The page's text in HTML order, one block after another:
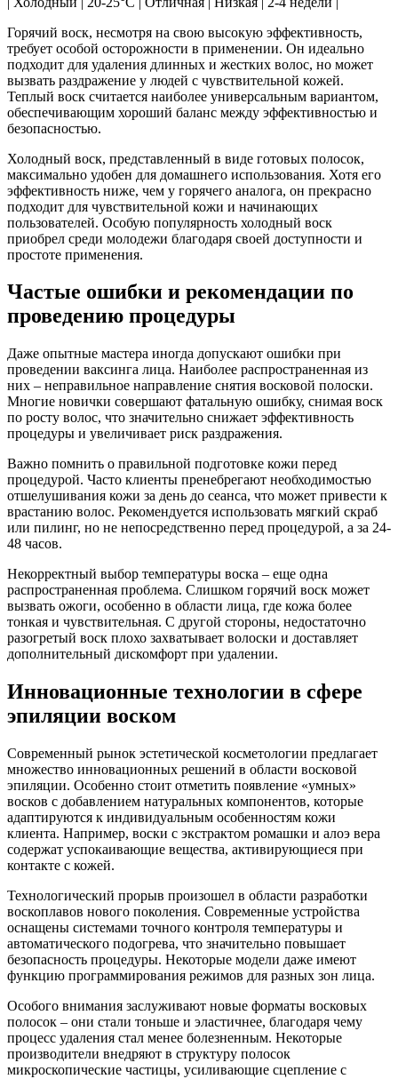
Горячий воск, несмотря на свою высокую эффективность,
требует особой осторожности в применении. Он идеально
подходит для удаления длинных и жестких волос, но может
вызвать раздражение у людей с чувствительной кожей.
Теплый воск считается наиболее универсальным вариантом,
обеспечивающим хороший баланс между эффективностью и
безопасностью.
Холодный воск, представленный в виде готовых полосок,
максимально удобен для домашнего использования. Хотя его
эффективность ниже, чем у горячего аналога, он прекрасно
подходит для чувствительной кожи и начинающих
пользователей. Особую популярность холодный воск
приобрел среди молодежи благодаря своей доступности и
простоте применения.
Частые ошибки и рекомендации по
проведению процедуры
Даже опытные мастера иногда допускают ошибки при
проведении ваксинга лица. Наиболее распространенная из
них – неправильное направление снятия восковой полоски.
Многие новички совершают фатальную ошибку, снимая воск
по росту волос, что значительно снижает эффективность
процедуры и увеличивает риск раздражения.
Важно помнить о правильной подготовке кожи перед
процедурой. Часто клиенты пренебрегают необходимостью
отшелушивания кожи за день до сеанса, что может привести к
врастанию волос. Рекомендуется использовать мягкий скраб
или пилинг, но не непосредственно перед процедурой, а за 24-
48 часов.
Некорректный выбор температуры воска – еще одна
распространенная проблема. Слишком горячий воск может
вызвать ожоги, особенно в области лица, где кожа более
тонкая и чувствительная. С другой стороны, недостаточно
разогретый воск плохо захватывает волоски и доставляет
дополнительный дискомфорт при удалении.
Инновационные технологии в сфере
эпиляции воском
Современный рынок эстетической косметологии предлагает
множество инновационных решений в области восковой
эпиляции. Особенно стоит отметить появление «умных»
восков с добавлением натуральных компонентов, которые
адаптируются к индивидуальным особенностям кожи
клиента. Например, воски с экстрактом ромашки и алоэ вера
содержат успокаивающие вещества, активирующиеся при
контакте с кожей.
Технологический прорыв произошел в области разработки
воскоплавов нового поколения. Современные устройства
оснащены системами точного контроля температуры и
автоматического подогрева, что значительно повышает
безопасность процедуры. Некоторые модели даже имеют
функцию программирования режимов для разных зон лица.
Особого внимания заслуживают новые форматы восковых
полосок – они стали тоньше и эластичнее, благодаря чему
процесс удаления стал менее болезненным. Некоторые
производители внедряют в структуру полосок
микроскопические частицы, усиливающие сцепление с